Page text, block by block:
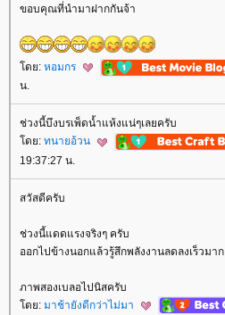
ขอบคุณที่นำมาฝากกันจ้า
ดย: หอมกร
น.
ช่วงนี้บึงบรเพ็ดน้ำแห้งแน่ๆเลยครับ
ดย: ทนายอ้วน
19:37:27 น.
สวัสดีครับ
ช่วงนี้แดดแรงจริงๆ ครับ
ออกไปข้างนอกแล้วรู้สึกพลังงานลดลงเร็วมาก
ภาพสองเบลอไปนิสครับ
ดย: มาช้ายังดีกว่าไม่มา